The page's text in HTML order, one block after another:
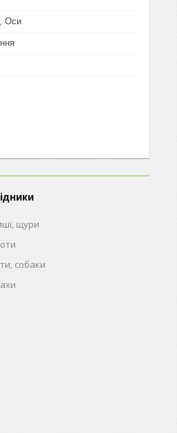
Оси
щури
собаки